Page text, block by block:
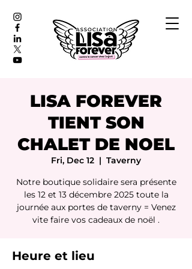
LISA FOREVER
TIENT SON
CHALET DE NOEL
Fri, Dec 12
  |
Taverny
Notre boutique solidaire sera présente
les 12 et 13 décembre 2025 toute la
journée aux portes de taverny = Venez
vite faire vos cadeaux de noël .
Heure et lieu